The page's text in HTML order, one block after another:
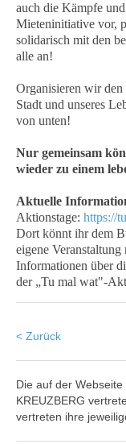
auch die Kämpfe
Mieteninitiative vor,
solidarisch mit den
alle an!
Organisieren wir
Stadt und unseres
von unten!
Nur gemeinsam
wieder zu einem
Aktuelle
Aktionstage: https://
Dort könnt ihr dem
eigene
Informationen über
der „Tu mal wat"-
< Zurück
Die auf der
KREUZBERG
vertreten ihre